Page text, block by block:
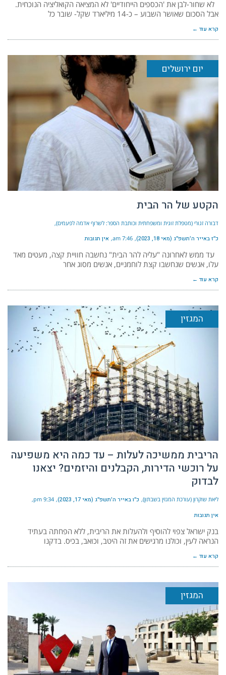
לא שחור-לבן את 'הכספים הייחודיים' לא המציאה הקואליציה הנוכחית.
אבל הסכום שאושר השבוע – כ-14 מיליארד שקל- שובר כל
קרא עוד ←
יום ירושלים
הקטע של הר הבית
דבורה זגורי (מטפלת זוגית ומשפחתית וכותבת הספר: לשרוף אדמה לפעמים)
כ״ז באייר ה׳תשפ״ג (מאי 18, 2023) 7:46 am אין תגובות
עד ממש לאחרונה "עליה להר הבית" נחשבה חוויית קצה, מעטים מאד
עלו, אנשים שנחשבו קצת לוחמניים, אנשים מסוג אחר
קרא עוד ←
המגזין
הריבית ממשיכה לעלות – עד כמה היא משפיעה
על רוכשי הדירות, הקבלנים והיזמים? יצאנו
לבדוק
ליאת שוקרון (עורכת המגזין בשבתון) כ״ו באייר ה׳תשפ״ג (מאי 17, 2023) 9:34 pm
אין תגובות
בנק ישראל צפוי להוסיף ולהעלות את הריבית, ללא הפחתה בעתיד
הנראה לעין, וכולנו מרגישים את זה היטב, וכואב, בכיס. בדקנו
קרא עוד ←
המגזין